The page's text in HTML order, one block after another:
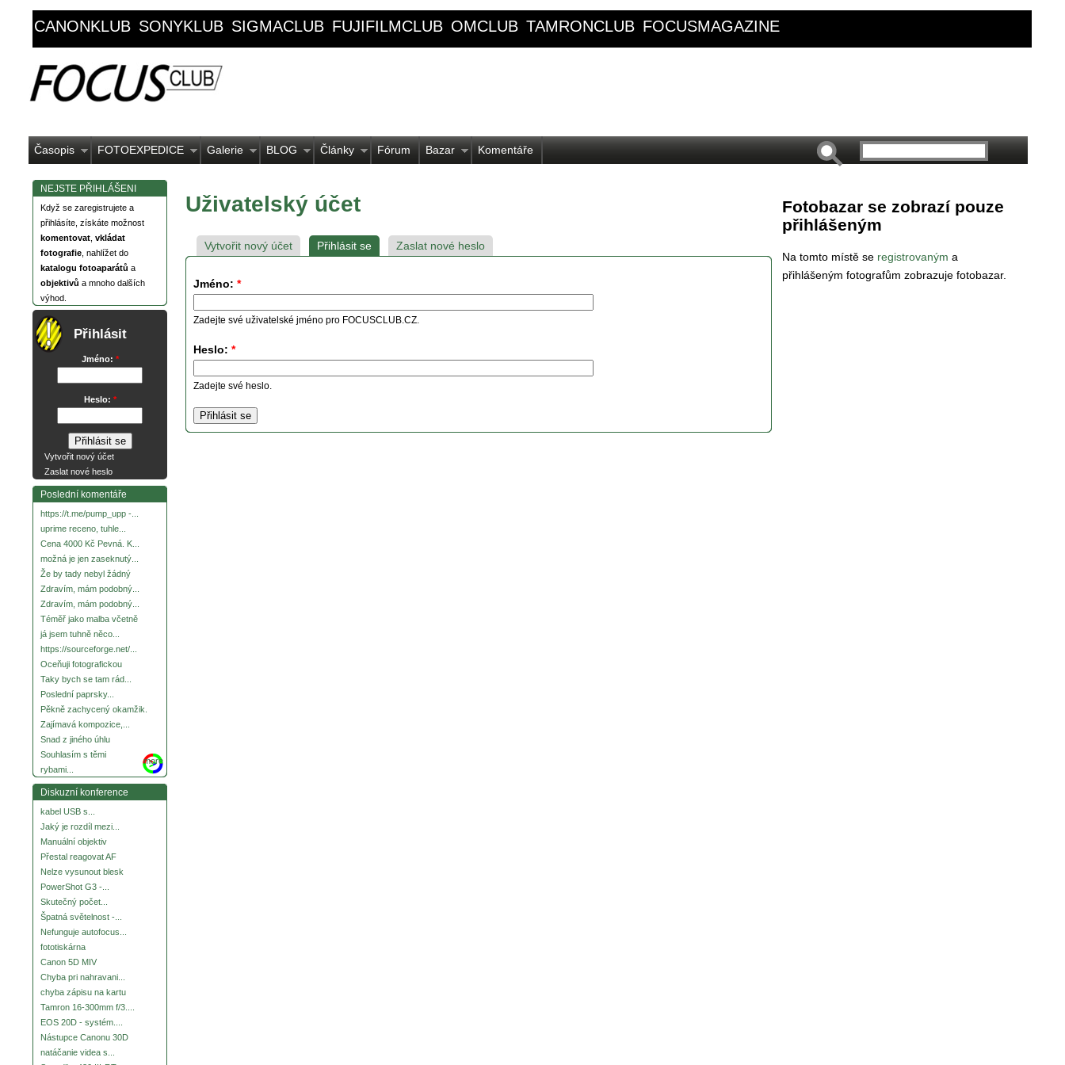
CANONKLUB SONYKLUB SIGMACLUB FUJIFILMCLUB OMCLUB TAMRONCLUB FOCUSMAGAZINE
Časopis FOTOEXPEDICE Galerie BLOG Články Fórum Bazar Komentáře
NEJSTE PŘIHLÁŠENI
Když se zaregistrujete a
přihlásíte, získáte možnost
komentovat vkládat
fotografie , nahlížet do
katalogu fotoaparátů a
objektivů a mnoho dalších
výhod.
Přihlásit
Jméno: *
Heslo: *
Vytvořit nový účet
Zaslat nové heslo
Poslední komentáře
https://t.me/pump_upp -...
uprime receno, tuhle...
Cena 4000 Kč Pevná. K...
možná je jen zaseknutý...
Že by tady nebyl žádný
Zdravím, mám podobný...
Zdravím, mám podobný...
Téměř jako malba včetně
já jsem tuhně něco...
https://sourceforge.net/...
Oceňuji fotografickou
Taky bych se tam rád...
Poslední paprsky...
Pěkně zachycený okamžik.
Zajímavá kompozice,...
Snad z jiného úhlu
Souhlasím s těmi
rybami...
more
Diskuzní konference
kabel USB s...
Jaký je rozdíl mezi...
Manuální objektiv
Přestal reagovat AF
Nelze vysunout blesk
PowerShot G3 -...
Skutečný počet...
Špatná světelnost -...
Nefunguje autofocus...
fototiskárna
Canon 5D MIV
Chyba pri nahravani...
chyba zápisu na kartu
Tamron 16-300mm f/3....
EOS 20D - systém....
Nástupce Canonu 30D
natáčanie videa s...
Uživatelský účet
Vytvořit nový účet Přihlásit se Zaslat nové heslo
Jméno: *
Zadejte své uživatelské jméno pro FOCUSCLUB.CZ.
Heslo: *
Zadejte své heslo.
Fotobazar se zobrazí pouze
přihlášeným
Na tomto místě se registrovaným a
přihlášeným fotografům zobrazuje fotobazar.